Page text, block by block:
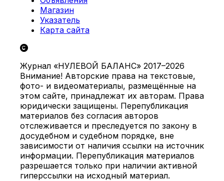
Магазин
Указатель
Карта сайта
Журнал «НУЛЕВОЙ БАЛАНС» 2017–2026
Внимание! Авторские права на текстовые,
фото- и видеоматериалы, размещённые на
этом сайте, принадлежат их авторам. Права
юридически защищены. Перепубликация
материалов без согласия авторов
отслеживается и преследуется по закону в
досудебном и судебном порядке, вне
зависимости от наличия ссылки на источник
информации. Перепубликация материалов
разрешается только при наличии активной
гиперссылки на исходный материал.